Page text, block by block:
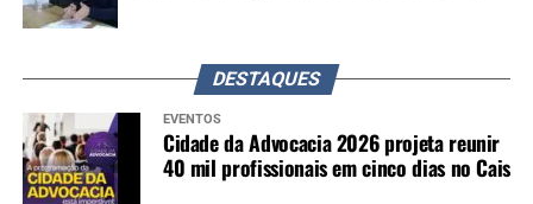
DESTAQUES
EVENTOS
Cidade da Advocacia 2026 projeta reunir
40 mil profissionais em cinco dias no Cais